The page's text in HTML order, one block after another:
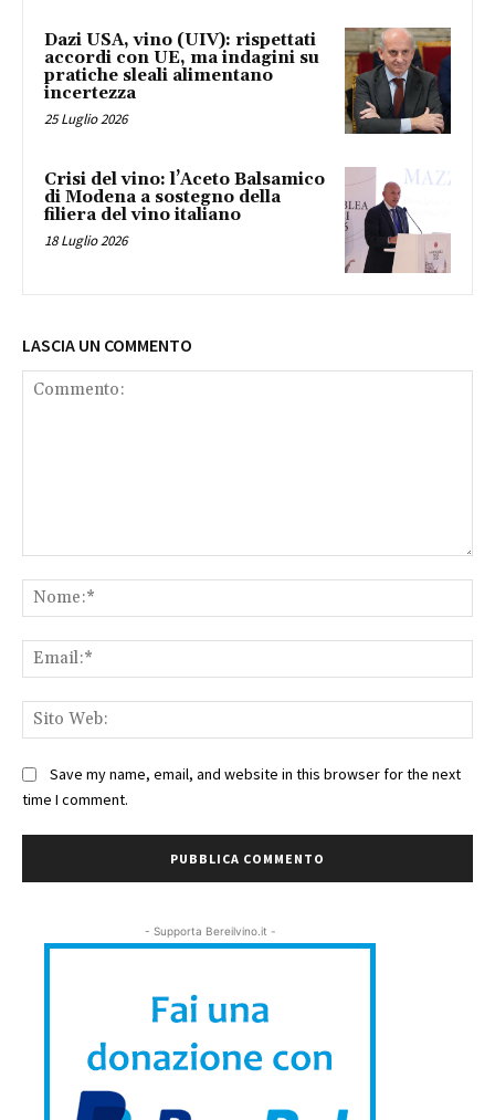
Dazi USA, vino (UIV): rispettati
accordi con UE, ma indagini su
pratiche sleali alimentano
incertezza
25 Luglio 2026
Crisi del vino: l’Aceto Balsamico
di Modena a sostegno della
filiera del vino italiano
18 Luglio 2026
LASCIA UN COMMENTO
Save my name, email, and website in this browser for the next
time I comment.
- Supporta Bereilvino.it -